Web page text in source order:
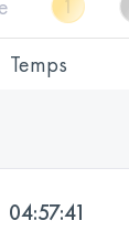
Temps
04:57:41